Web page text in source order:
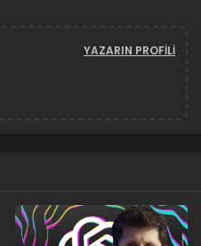
YAZARIN PROFILI